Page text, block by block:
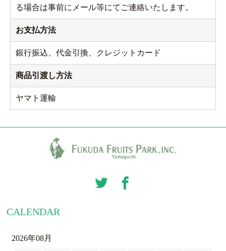
る場合は事前にメール等にてご連絡いたします。
お支払方法
銀行振込、代金引換、クレジットカード
商品引渡し方法
ヤマト運輸
CALENDAR
2026年08月